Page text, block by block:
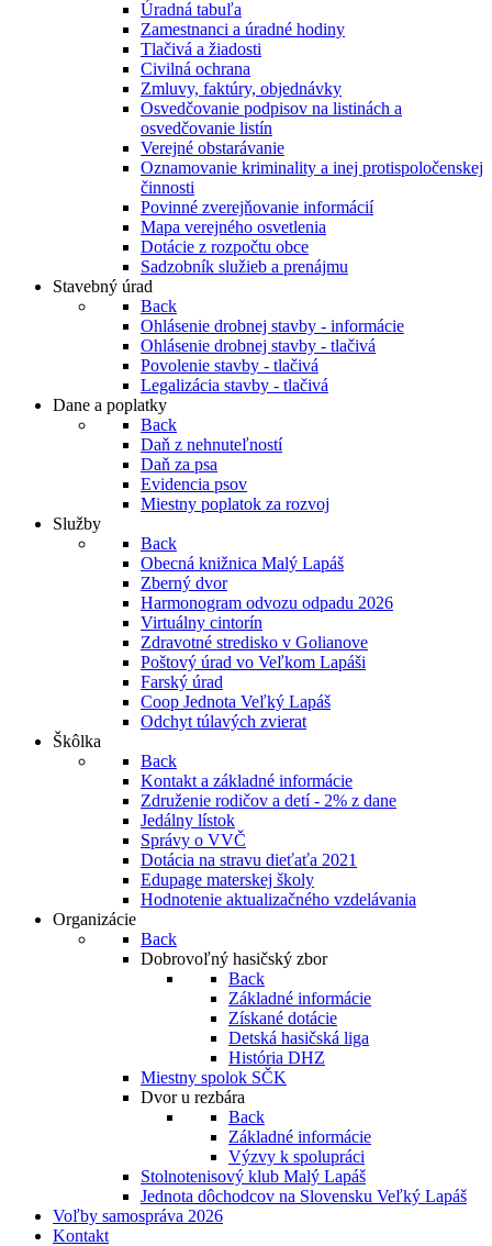
Úradná tabuľa
Zamestnanci a úradné hodiny
Tlačivá a žiadosti
Civilná ochrana
Zmluvy, faktúry, objednávky
Osvedčovanie podpisov na listinách a
osvedčovanie listín
Verejné obstarávanie
Oznamovanie kriminality a inej protispoločenskej
činnosti
Povinné zverejňovanie informácií
Mapa verejného osvetlenia
Dotácie z rozpočtu obce
Sadzobník služieb a prenájmu
Stavebný úrad
Back
Ohlásenie drobnej stavby - informácie
Ohlásenie drobnej stavby - tlačivá
Povolenie stavby - tlačivá
Legalizácia stavby - tlačivá
Dane a poplatky
Back
Daň z nehnuteľností
Daň za psa
Evidencia psov
Miestny poplatok za rozvoj
Služby
Back
Obecná knižnica Malý Lapáš
Zberný dvor
Harmonogram odvozu odpadu 2026
Virtuálny cintorín
Zdravotné stredisko v Golianove
Poštový úrad vo Veľkom Lapáši
Farský úrad
Coop Jednota Veľký Lapáš
Odchyt túlavých zvierat
Škôlka
Back
Kontakt a základné informácie
Združenie rodičov a detí - 2% z dane
Jedálny lístok
Správy o VVČ
Dotácia na stravu dieťaťa 2021
Edupage materskej školy
Hodnotenie aktualizačného vzdelávania
Organizácie
Back
Dobrovoľný hasičský zbor
Back
Základné informácie
Získané dotácie
Detská hasičská liga
História DHZ
Miestny spolok SČK
Dvor u rezbára
Back
Základné informácie
Výzvy k spolupráci
Stolnotenisový klub Malý Lapáš
Jednota dôchodcov na Slovensku Veľký Lapáš
Voľby samospráva 2026
Kontakt